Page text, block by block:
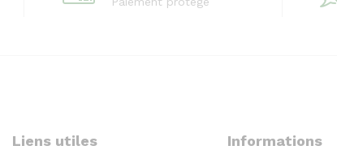
Liens utiles Informations